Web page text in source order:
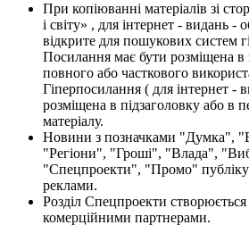
При копіюванні матеріалів зі
і світу» , для інтернет - видань -
відкрите для пошукових систем
Посилання має бути розміщена в
повного або часткового
Гіперпосилання ( для інтернет -
розміщена в підзаголовку або в
матеріалу.
Новини з позначками "Думка",
"Регіони", "Гроші", "Влада",
"Спецпроекти", "Промо"
реклами.
Розділ Спецпроекти створюється
комерційними партнерами.